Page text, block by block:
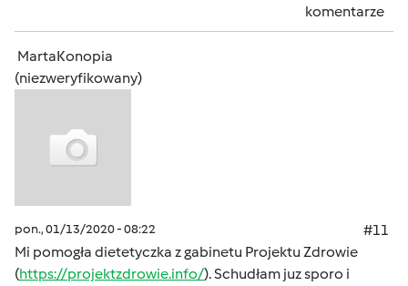
komentarze
MartaKonopia
(niezweryfikowany)
pon., 01/13/2020 - 08:22
#11
Mi pomogła dietetyczka z gabinetu Projektu Zdrowie
(https://projektzdrowie.info/). Schudłam juz sporo i